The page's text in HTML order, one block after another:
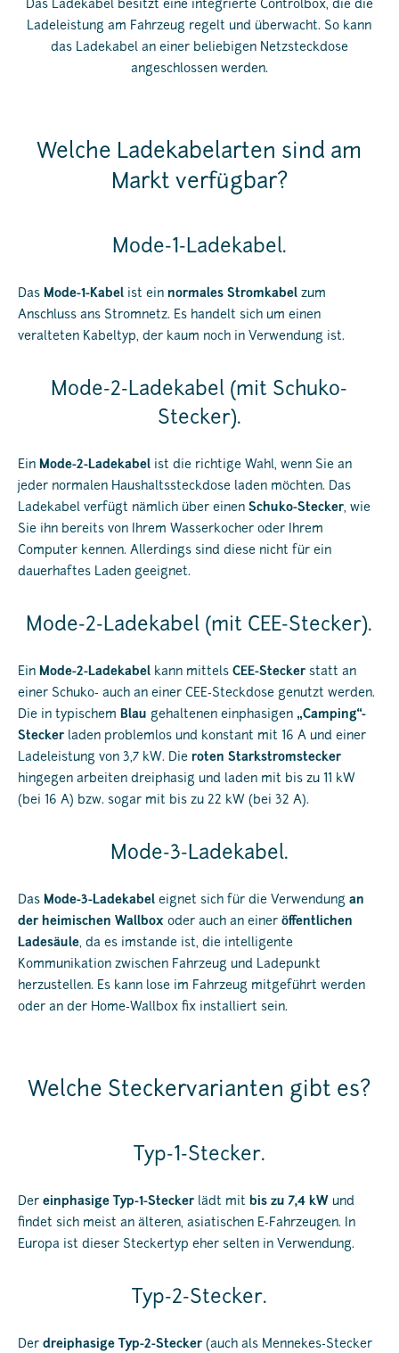
Das Ladekabel besitzt eine integrierte Controlbox, die die
Ladeleistung am Fahrzeug regelt und überwacht. So kann
das Ladekabel an einer beliebigen Netzsteckdose
angeschlossen werden.
Welche Ladekabelarten sind am
Markt verfügbar?
Mode-1-Ladekabel.
Das Mode-1-Kabel ist ein normales Stromkabel zum
Anschluss ans Stromnetz. Es handelt sich um einen
veralteten Kabeltyp, der kaum noch in Verwendung ist.
Mode-2-Ladekabel (mit Schuko-
Stecker).
Ein Mode-2-Ladekabel ist die richtige Wahl, wenn Sie an
jeder normalen Haushaltssteckdose laden möchten. Das
Ladekabel verfügt nämlich über einen Schuko-Stecker, wie
Sie ihn bereits von Ihrem Wasserkocher oder Ihrem
Computer kennen. Allerdings sind diese nicht für ein
dauerhaftes Laden geeignet.
Mode-2-Ladekabel (mit CEE-Stecker).
Ein Mode-2-Ladekabel kann mittels CEE-Stecker statt an
einer Schuko- auch an einer CEE-Steckdose genutzt werden.
Die in typischem Blau gehaltenen einphasigen „Camping“-
Stecker laden problemlos und konstant mit 16 A und einer
Ladeleistung von 3,7 kW. Die roten Starkstromstecker
hingegen arbeiten dreiphasig und laden mit bis zu 11 kW
(bei 16 A) bzw. sogar mit bis zu 22 kW (bei 32 A).
Mode-3-Ladekabel.
Das Mode-3-Ladekabel eignet sich für die Verwendung an
der heimischen Wallbox oder auch an einer öffentlichen
Ladesäule, da es imstande ist, die intelligente
Kommunikation zwischen Fahrzeug und Ladepunkt
herzustellen. Es kann lose im Fahrzeug mitgeführt werden
oder an der Home-Wallbox fix installiert sein.
Welche Steckervarianten gibt es?
Typ-1-Stecker.
Der einphasige Typ-1-Stecker lädt mit bis zu 7,4 kW und
findet sich meist an älteren, asiatischen E-Fahrzeugen. In
Europa ist dieser Steckertyp eher selten in Verwendung.
Typ-2-Stecker.
Der dreiphasige Typ-2-Stecker (auch als Mennekes-Stecker